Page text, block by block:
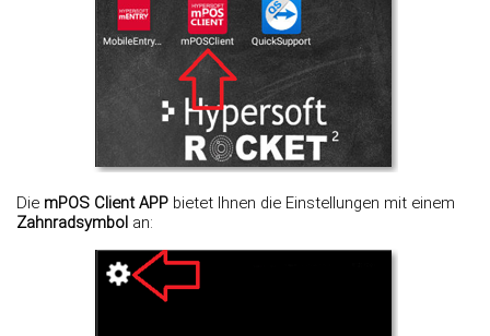
Die mPOS Client APPbietet Ihnen die Einstellungen mit einem
Zahnradsymbolan: